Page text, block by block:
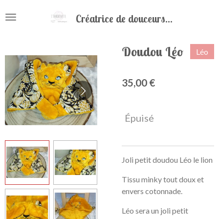
au
Créatrice de douceurs...
Doudou Léo Léo
35,00 €
Épuisé
Joli petit doudou Léo le lion
Tissu minky tout doux et
envers cotonnade.
Léo sera un joli petit